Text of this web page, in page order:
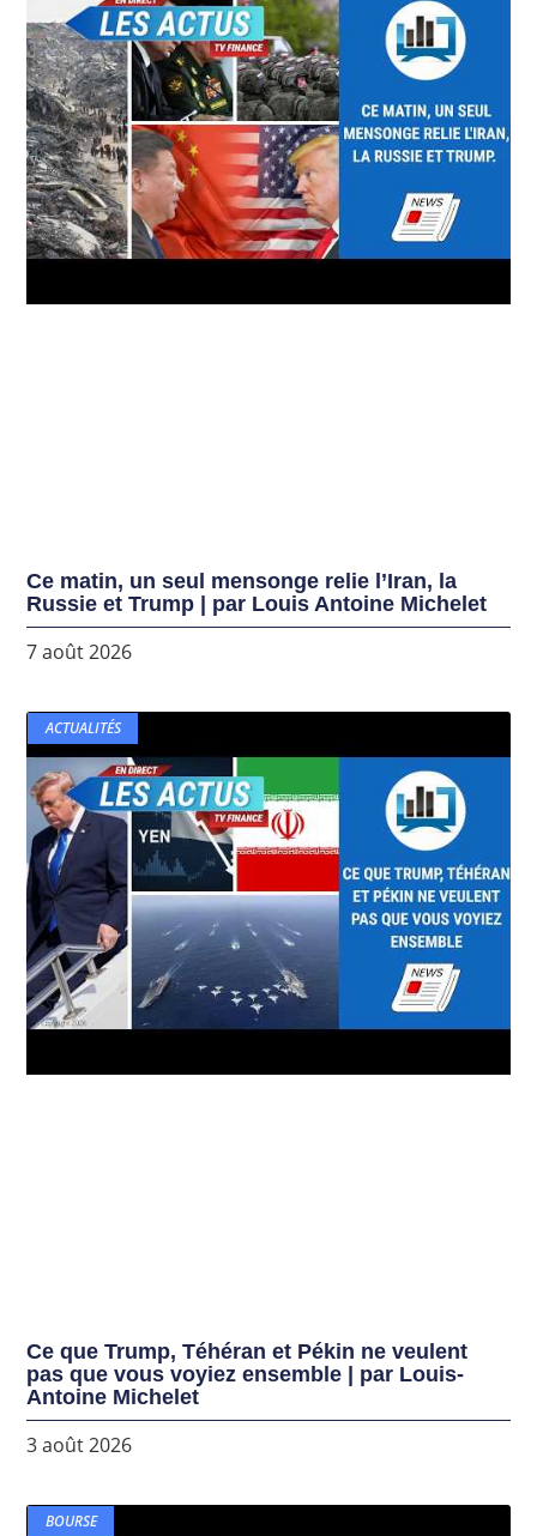
Ce matin, un seul mensonge relie l’Iran, la
Russie et Trump | par Louis Antoine Michelet
7 août 2026
ACTUALITÉS
Ce que Trump, Téhéran et Pékin ne veulent
pas que vous voyiez ensemble | par Louis-
Antoine Michelet
3 août 2026
BOURSE